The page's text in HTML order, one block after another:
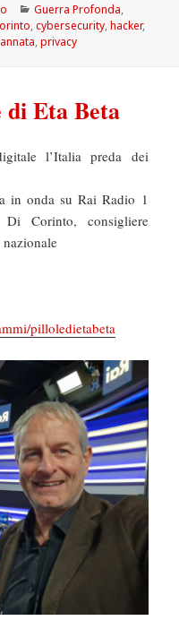
Categorie
Guerra Profonda,
,cybersecurity,hacker,
,privacy
Eta Beta
l’Italia preda dei
in onda su Rai Radio 1
Corinto, consigliere
nazionale
pilloledietabeta